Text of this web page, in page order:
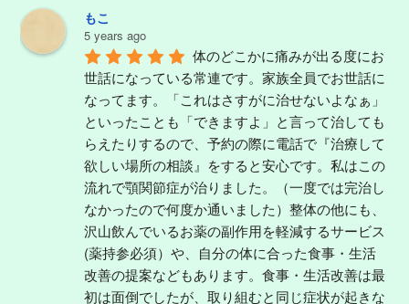
もこ
5 years ago
体のどこかに痛みが出る度にお
世話になっている常連です。家族全員でお世話に
なってます。「これはさすがに治せないよなぁ」
といったことも「できますよ」と言って治しても
らえたりするので、予約の際に電話で『治療して
欲しい場所の相談』をすると安心です。私はこの
流れで顎関節症が治りました。（一度では完治し
なかったので何度か通いました）整体の他にも、
沢山飲んでいるお薬の副作用を軽減するサービス
(薬持参必須）や、自分の体に合った食事・生活
改善の提案などもあります。食事・生活改善は最
初は面倒でしたが、取り組むと同じ症状が起きな